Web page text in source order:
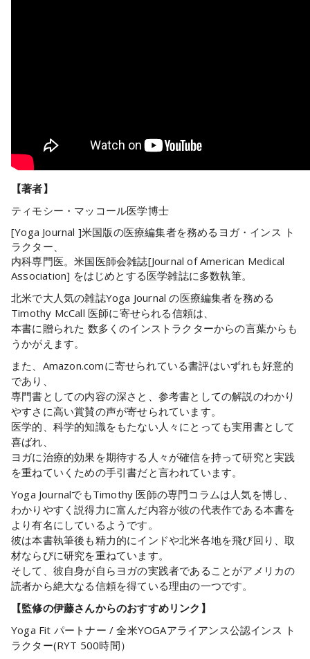
【著者】
ティモシー・マッコール医学博士
[Yoga Journal ]米国版の医療編集者を務めるヨガ・インス ト
ラクター、
内科専門医。米国医師会雑誌[Journal of American Medical
Association] をはじめとする医学雑誌に多数執筆。
北米で大人気の雑誌Yoga Journal の医療編集者を務める
Timothy McCall 医師に寄せられる信頼は、
本書に贈られた 数多くのインストラクターからの言葉からも
うかがえます。
また、Amazon.comに寄せられている書評はいずれも好意的
であり、
専門書としての内容の深さと、参考書としての解説のわかり
やすさに高い賞賛の声が寄せられています。
医学的、科学的知識をもたない人々にとっても実用書として
喜ばれ、
ヨガに治療的効果を期待する人々が確信を持って研究と実践
を重ねていくための手引書だと言われています。
Yoga JournalでもTimothy 医師の専門コラムは人気を博し、
わかりやすく説得力に富んだ内容が彼の代表作である本書を
より有名にしているようです。
彼は本書執筆後も精力的にインドや北米各地を飛び回り、取
材ならびに研究を重ねています。
そして、彼自身が自らヨガの実践者であることがアメリカの
読者から絶大なる信頼を得ている理由の一つです。
【監修の伊藤さんからのおすすめリンク】
Yoga Fit パートナー / 全米YOGAアライアンス公認インス ト
ラクター(RYT 500時間）